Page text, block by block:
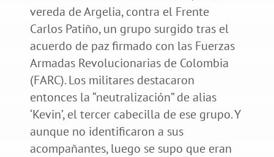
vereda de Argelia, contra el Frente
Carlos Patiño, un grupo surgido tras el
acuerdo de paz firmado con las Fuerzas
Armadas Revolucionarias de Colombia
(FARC). Los militares destacaron
entonces la “neutralización” de alias
‘Kevin’, el tercer cabecilla de ese grupo. Y
aunque no identificaron a sus
acompañantes, luego se supo que eran